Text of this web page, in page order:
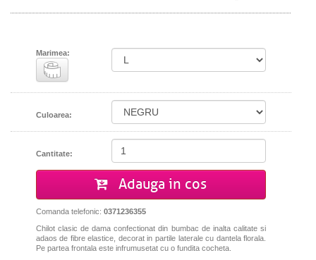
Marimea:
Culoarea:
Cantitate:
Adauga in cos
Comanda telefonic: 0371236355
Chilot clasic de dama confectionat din bumbac de inalta calitate si
adaos de fibre elastice, decorat in partile laterale cu dantela florala.
Pe partea frontala este infrumusetat cu o fundita cocheta.